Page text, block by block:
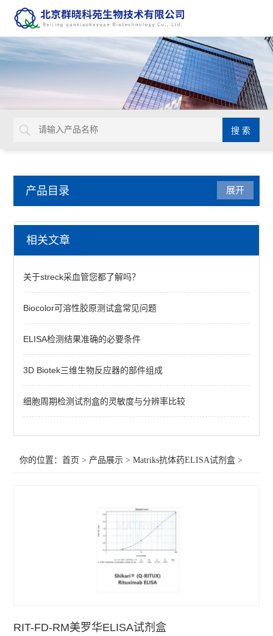
产品目录
Matriks抗体药ELISA试剂盒
美罗华ELISA试剂盒
展开
相关文章
关于streck采血管您都了解吗？
Biocolor可溶性胶原测试盒常见问题
ELISA检测结果准确的必要条件
3D Biotek三维生物反应器的部件组成
细胞周期检测试剂盒的灵敏度与分辨率比较
你的位置：首页 > 产品展示 >Matriks抗体药ELISA试剂盒 >
RIT-FD-RM美罗华ELISA试剂盒